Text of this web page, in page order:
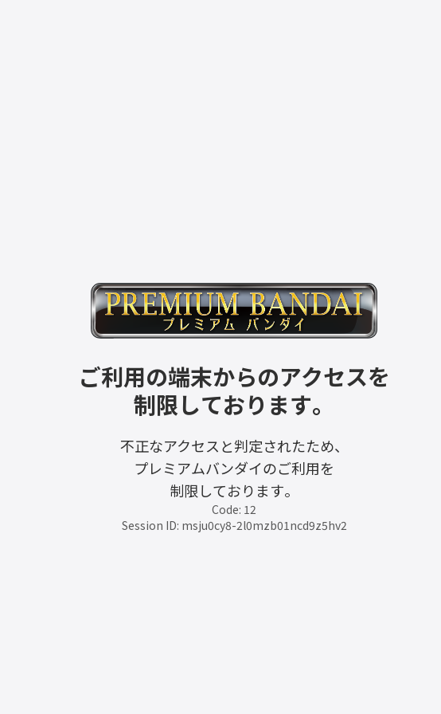
ご利用の端末からのアクセスを
制限しております。
不正なアクセスと判定されたため、
プレミアムバンダイのご利用を
制限しております。
Code: 12
Session ID: msju0cy8-2l0mzb01ncd9z5hv2